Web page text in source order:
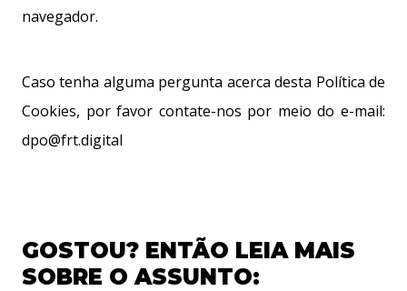
navegador.
Caso tenha alguma pergunta acerca desta Política de
Cookies, por favor contate-nos por meio do e-mail:
dpo@frt.digital
GOSTOU? ENTÃO LEIA MAIS
SOBRE O ASSUNTO: